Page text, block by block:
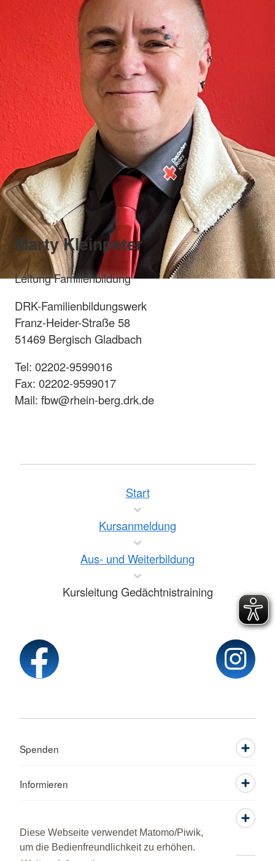
Diese Webseite verwendet Matomo/Piwik,
um die Bedienfreundlichkeit zu erhöhen.
Marty Kleinpeter
Leitung Familienbildung
DRK-Familienbildungswerk
Franz-Heider-Straße 58
51469 Bergisch Gladbach
Tel: 02202-9599016
Fax: 02202-9599017
Mail: fbw@rhein-berg.drk.de
Start
Kursanmeldung
Aus- und Weiterbildung
Kursleitung Gedächtnistraining
Spenden
Informieren